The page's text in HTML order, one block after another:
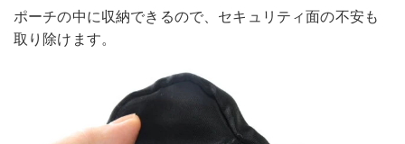
ポーチの中に収納できるので、セキュリティ面の不安も
取り除けます。